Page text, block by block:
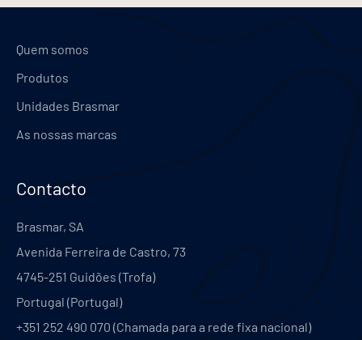
Quem somos
Produtos
Unidades Brasmar
As nossas marcas
Contacto
Brasmar, SA
Avenida Ferreira de Castro, 73
4745-251 Guidões (Trofa)
Portugal (Portugal)
+351 252 490 070 (Chamada para a rede fixa nacional)